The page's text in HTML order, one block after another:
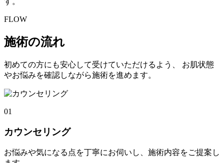
FLOW
施術の流れ
初めての方にも安心して受けていただけるよう、 お肌状態
やお悩みを確認しながら施術を進めます。
01
カウンセリング
お悩みや気になる点を丁寧にお伺いし、施術内容をご提案し